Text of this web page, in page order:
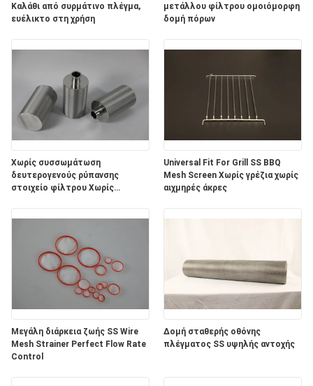
Καλάθι από συρμάτινο πλέγμα,
ευέλικτο στη χρήση
μετάλλου φίλτρου ομοιόμορφη
δομή πόρων
Χωρίς συσσωμάτωση
δευτερογενούς ρύπανσης
στοιχείο φίλτρου Χωρίς
Universal Fit For Grill SS BBQ
Mesh Screen Χωρίς γρέζια χωρίς
αιχμηρές άκρες
Μεγάλη διάρκεια ζωής SS Wire
Mesh Strainer Perfect Flow Rate
Control
Δομή σταθερής οθόνης
πλέγματος SS υψηλής αντοχής